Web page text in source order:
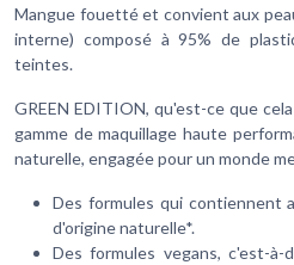
Mangue fouetté et convient aux
interne) composé à 95% de
teintes.
GREEN EDITION, qu'est-ce que
gamme de maquillage haute
naturelle, engagée pour un monde
Des formules qui contiennent
d'origine naturelle*.
Des formules vegans, c'est-